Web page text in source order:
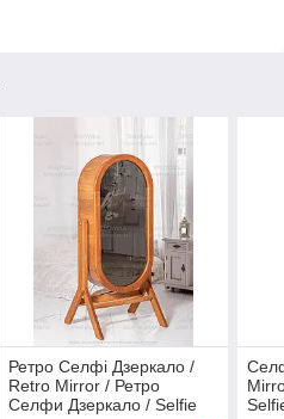
Ретро Селфі Дзеркало /
Retro Mirror / Ретро
Селфи Дзеркало / Selfie